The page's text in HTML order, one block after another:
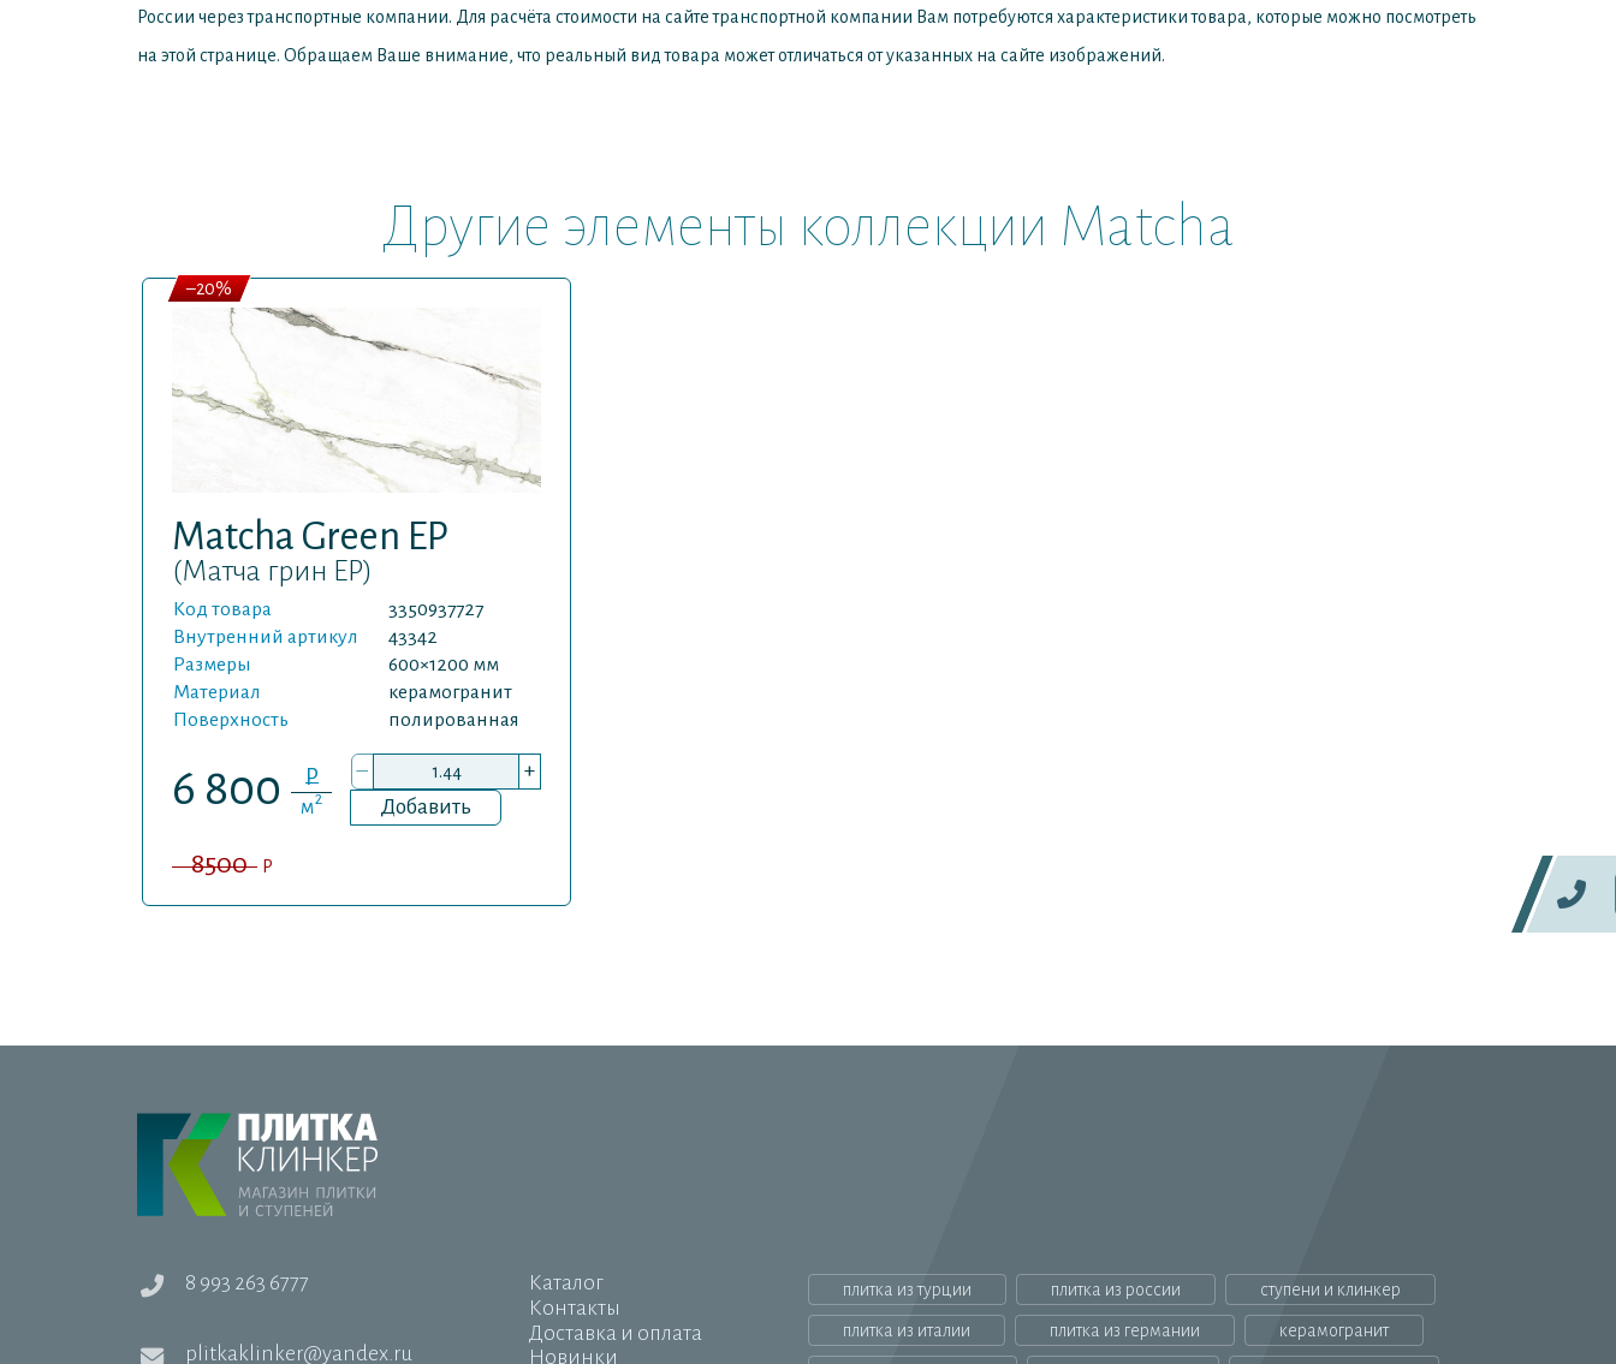
России через транспортные компании. Для расчёта стоимости на сайте транспортной компании Вам потребуются характеристики товара, которые можно посмотреть
на этой странице. Обращаем Ваше внимание, что реальный вид товара может отличаться от указанных на сайте изображений.
Другие элементы коллекции Matcha
Matcha Green EP
(Матча грин EP)
Код товара
3350937727
Внутренний артикул
43342
Размеры
600×1200 мм
Материал
керамогранит
Поверхность
полированная
6 800 P
м2
–
+
Добавить
8500 P
–20%
8 993 263 6777
plitkaklinker@yandex.ru
Каталог
Контакты
Доставка и оплата
Новинки
плитка из турции плитка из россии ступени и клинкер
плитка из италии плитка из германии керамогранит